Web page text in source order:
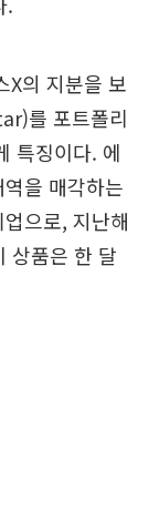
X의 지분을 보
를 포트폴리
특징이다. 에
을 매각하는
으로, 지난해
상품은 한 달